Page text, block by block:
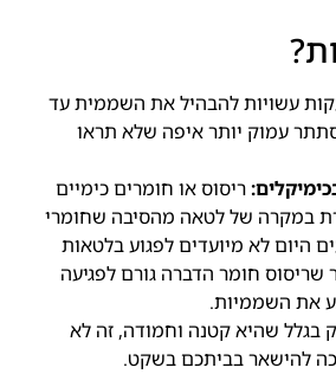
עשויות להבהיל את השממית עד
עמוק יותר איפה שלא תראו
ריסוס או חומרים כימיים
במקרה של לטאה מהסיבה שחומרי
היום לא מיועדים לפגוע בלטאות
חומר הדברה גורם לפגיעה
את השממיות.
בגלל שהיא קטנה וחמודה, זה לא
להישאר בביתכם בשקט.